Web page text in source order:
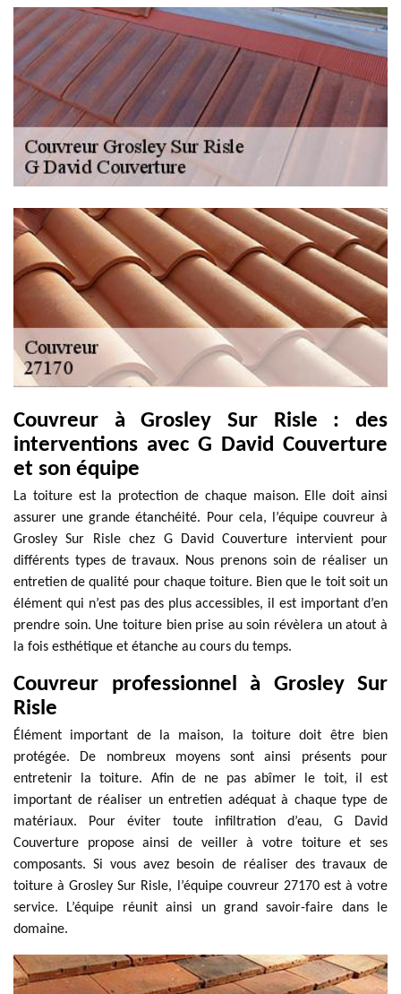
Couvreur à Grosley Sur Risle : des
interventions avec G David Couverture
et son équipe
La toiture est la protection de chaque maison. Elle doit ainsi
assurer une grande étanchéité. Pour cela, l’équipe couvreur à
Grosley Sur Risle chez G David Couverture intervient pour
différents types de travaux. Nous prenons soin de réaliser un
entretien de qualité pour chaque toiture. Bien que le toit soit un
élément qui n’est pas des plus accessibles, il est important d’en
prendre soin. Une toiture bien prise au soin révèlera un atout à
la fois esthétique et étanche au cours du temps.
Couvreur professionnel à Grosley Sur
Risle
Élément important de la maison, la toiture doit être bien
protégée. De nombreux moyens sont ainsi présents pour
entretenir la toiture. Afin de ne pas abîmer le toit, il est
important de réaliser un entretien adéquat à chaque type de
matériaux. Pour éviter toute infiltration d’eau, G David
Couverture propose ainsi de veiller à votre toiture et ses
composants. Si vous avez besoin de réaliser des travaux de
toiture à Grosley Sur Risle, l’équipe couvreur 27170 est à votre
service. L’équipe réunit ainsi un grand savoir-faire dans le
domaine.